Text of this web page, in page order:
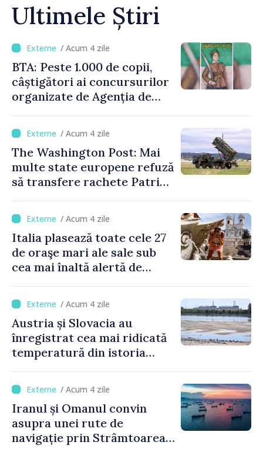
Ultimele Știri
/ Acum 4 zile
BTA: Peste 1.000 de copii,
câștigători ai concursurilor
organizate de Agenția de
Străinătate, vor fi premiați
/ Acum 4 zile
The Washington Post: Mai
multe state europene refuză
să transfere rachete Patriot
/ Acum 4 zile
Italia plasează toate cele 27
de oraşe mari ale sale sub
cea mai înaltă alertă de
/ Acum 4 zile
Austria și Slovacia au
înregistrat cea mai ridicată
temperatură din istoria
/ Acum 4 zile
Iranul și Omanul convin
asupra unei rute de
navigație prin Strâmtoarea